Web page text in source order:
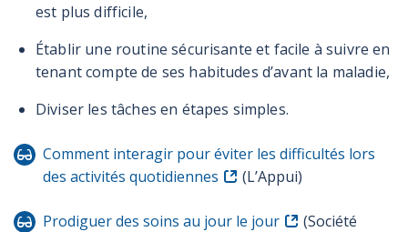
est plus difficile,
Établir une routine sécurisante et facile à suivre en
tenant compte de ses habitudes d’avant la maladie,
Diviser les tâches en étapes simples.
Comment interagir pour éviter les difficultés lors
des activités quotidiennes
(L’Appui)
Prodiguer des soins au jour le jour
(Société